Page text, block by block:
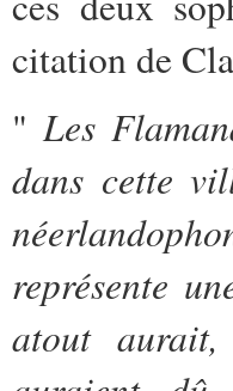
citation de
"Les
dans cette
représente
atout